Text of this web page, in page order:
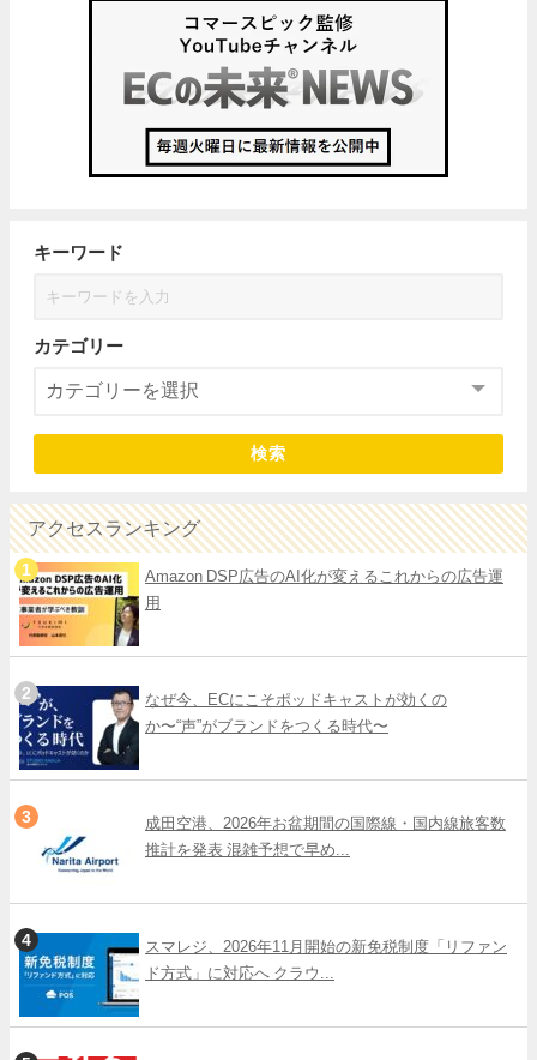
キーワード
カテゴリー
検索
アクセスランキング
Amazon DSP広告のAI化が変えるこれからの広告運
用
なぜ今、ECにこそポッドキャストが効くの
か〜“声”がブランドをつくる時代〜
成田空港、2026年お盆期間の国際線・国内線旅客数
推計を発表 混雑予想で早め...
スマレジ、2026年11月開始の新免税制度「リファン
ド方式」に対応へ クラウ...